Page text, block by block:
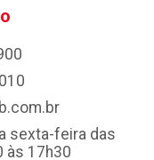
sexta-feira das
às 17h30